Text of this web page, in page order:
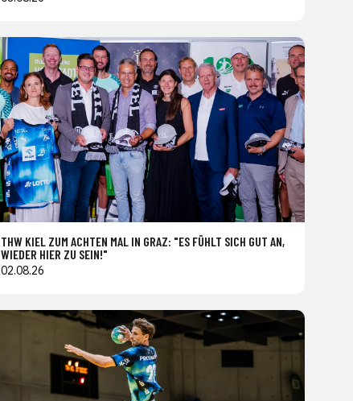
THW KIEL ZUM ACHTEN MAL IN GRAZ: "ES FÜHLT SICH GUT AN,
WIEDER HIER ZU SEIN!"
02.08.26